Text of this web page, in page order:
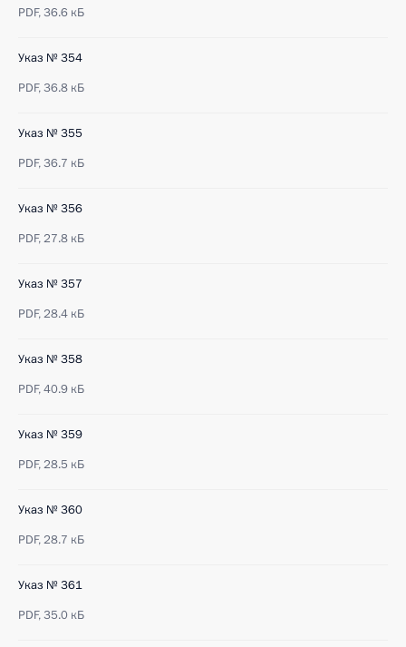
PDF,36.6 кБ
Указ № 354
PDF,36.8 кБ
Указ № 355
PDF,36.7 кБ
Указ № 356
PDF,27.8 кБ
Указ № 357
PDF,28.4 кБ
Указ № 358
PDF,40.9 кБ
Указ № 359
PDF,28.5 кБ
Указ № 360
PDF,28.7 кБ
Указ № 361
PDF,35.0 кБ